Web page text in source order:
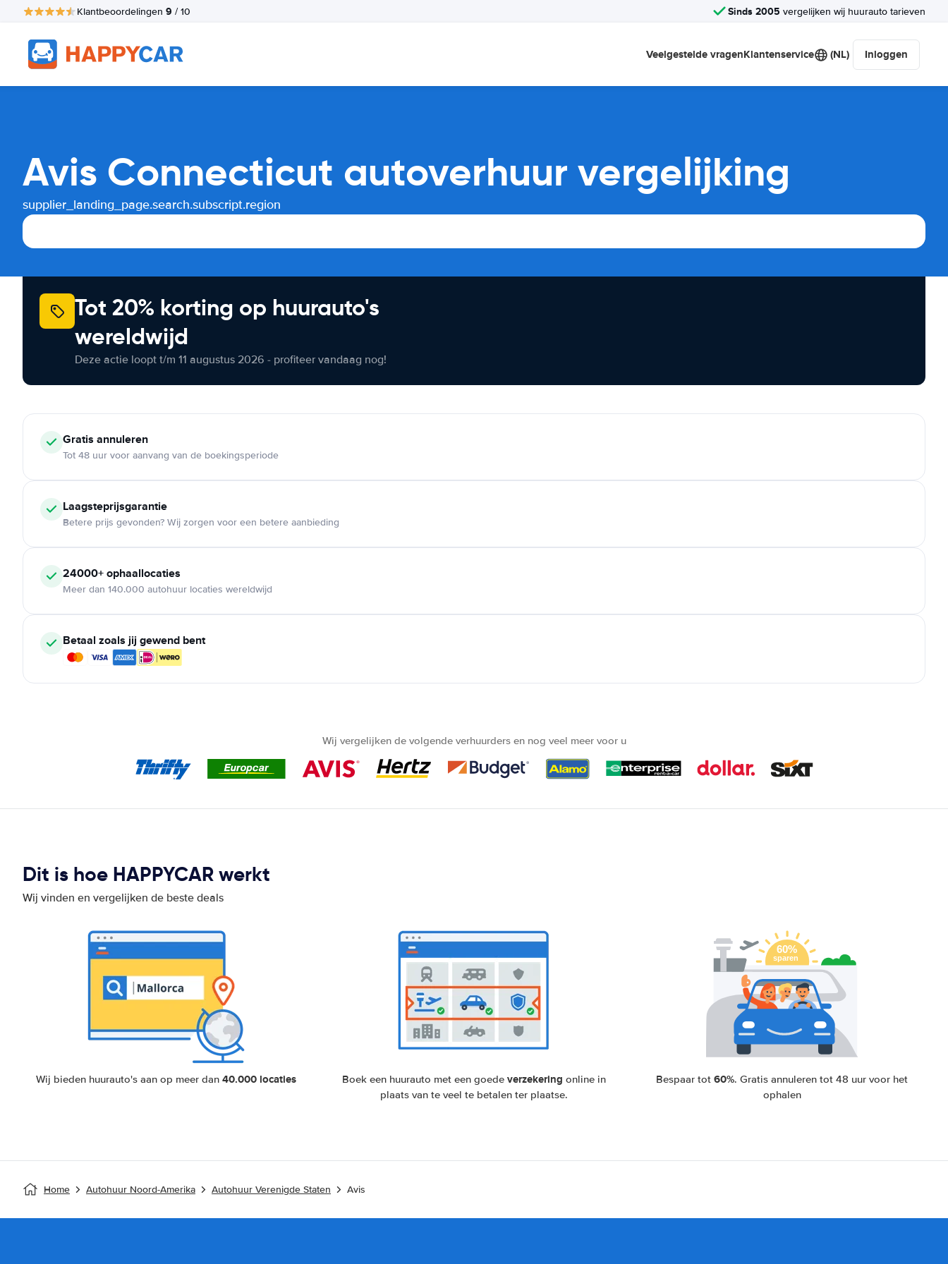
Klantbeoordelingen 9 / 10 Sinds 2005 vergelijken wij huurauto tarieven
Veelgestelde vragenKlantenservice (NL) Inloggen
Avis Connecticut autoverhuur vergelijking
supplier_landing_page.search.subscript.region
Tot 20% korting op huurauto's
wereldwijd
Deze actie loopt t/m 11 augustus 2026 - profiteer vandaag nog!
Gratis annuleren
Tot 48 uur voor aanvang van de boekingsperiode
Laagsteprijsgarantie
Betere prijs gevonden? Wij zorgen voor een betere aanbieding
24000+ ophaallocaties
Meer dan 140.000 autohuur locaties wereldwijd
Betaal zoals jij gewend bent
Wij vergelijken de volgende verhuurders en nog veel meer voor u
Dit is hoe HAPPYCAR werkt
Wij vinden en vergelijken de beste deals
Wij bieden huurauto's aan op meer dan 40.000 locaties Boek een huurauto met een goede verzekering online in
plaats van te veel te betalen ter plaatse.
Bespaar tot60%. Gratis annuleren tot 48 uur voor het
ophalen
Home Autohuur Noord-Amerika Autohuur Verenigde Staten Avis